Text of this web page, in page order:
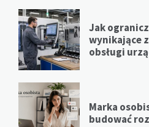
Jak
wynikające
obsługi
Marka
budować